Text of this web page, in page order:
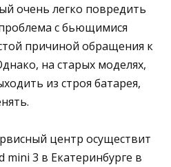
очень легко повредить
с бьющимися
причиной обращения к
на старых моделях,
из строя батарея,
центр осуществит
3 в Екатеринбурге в